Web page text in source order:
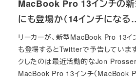
MacBook Pro 13インチの
にも登場か（14インチにな
リーカーが、新型MacBook Pro 13イ
も登場するとTwitterで予告していま
クしたのは最近活動的なJon Prosser
MacBook Pro 13インチ（MacBook